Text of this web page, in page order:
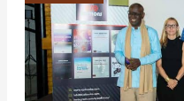
la
réédition
du
roman